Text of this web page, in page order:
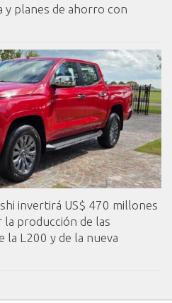
y planes de ahorro con
invertirá US$ 470 millones
la producción de las
la L200 y de la nueva